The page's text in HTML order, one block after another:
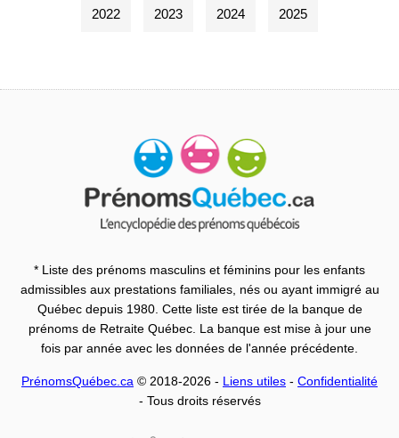
2022 2023 2024 2025
* Liste des prénoms masculins et féminins pour les enfants
admissibles aux prestations familiales, nés ou ayant immigré au
Québec depuis 1980. Cette liste est tirée de la banque de
prénoms de Retraite Québec. La banque est mise à jour une
fois par année avec les données de l'année précédente.
PrénomsQuébec.ca © 2018-2026 - Liens utiles - Confidentialité
- Tous droits réservés